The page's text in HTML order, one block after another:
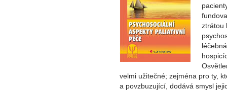
ztrátou
velmi užitečné; zejména pro ty,
a povzbuzující, dodává smysl